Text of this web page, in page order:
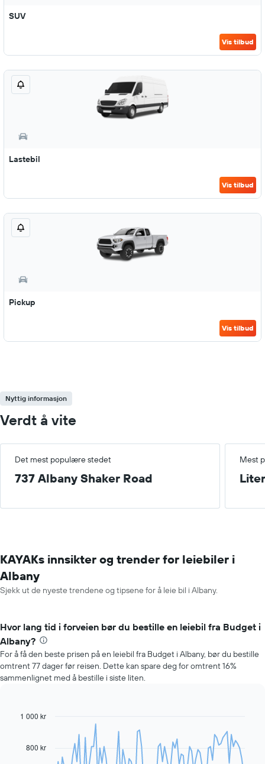
SUV
Vis tilbud
Lastebil
Vis tilbud
Pickup
Vis tilbud
Nyttig informasjon
Verdt å vite
Det mest populære stedet Mest
737 Albany Shaker Road
KAYAKs innsikter og trender for leiebiler i
Albany
Sjekk ut de nyeste trendene og tipsene for å leie bil i Albany.
Hvor lang tid i forveien bør du bestille en leiebil fra Budget i
Albany?
For å få den beste prisen på en leiebil fra Budget i Albany, bør du bestille
omtrent 77 dager før reisen. Dette kan spare deg for omtrent 16%
sammenlignet med å bestille i siste liten.
Line
data
Chart
800 kr
1 000 kr